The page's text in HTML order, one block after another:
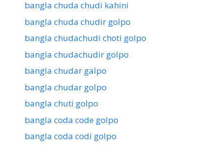
bangla chuda chudi kahini
bangla chuda chudir golpo
bangla chudachudi choti golpo
bangla chudachudir golpo
bangla chudar galpo
bangla chudar golpo
bangla chuti golpo
bangla coda code golpo
bangla coda codi golpo